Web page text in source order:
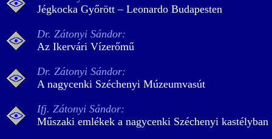
Jégkocka Győrött – Leonardo Budapesten
Dr. Zátonyi Sándor:
Az Ikervári Vízerőmű
Dr. Zátonyi Sándor:
A nagycenki Széchenyi Múzeumvasút
Ifj. Zátonyi Sándor:
Műszaki emlékek a nagycenki Széchenyi kastélyban